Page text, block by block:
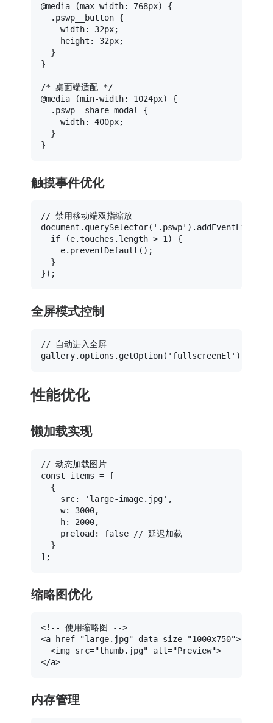
@media (max-width: 768px) {
.pswp__button {
width: 32px;
height : 32px;
  }
}
/* 桌面端适配 */
@media (min-width: 1024px) {
.pswp__share-modal
{
width: 400px;
  }
触摸事件优化
// 禁用移动端双指缩放
document . querySelector( '.pswp' ).
if (e.touches . length > 1 ) {
    e.
preventDefault ();
  }
全屏模式控制
// 自动进入全屏
gallery. options . getOption( 'fullscreenEl' ).
性能优化
懒加载实现
// 动态加载图片
const items = [
  {
src: 'large-image.jpg' ,
w: 3000,
h: 2000,
preload : false
// 延迟加载
  }
缩略图优化
<!-- 使用缩略图 -->
<a href="large.jpg" data-size="1000x750">
<img src="thumb.jpg" alt="Preview">
</a>
内存管理